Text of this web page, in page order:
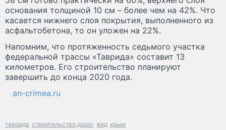
основания толщиной 10 см – более чем на 42%. Что
касается нижнего слоя покрытия, выполненного из
асфальтобетона, то он уложен на 22%.
Напомним, что протяженность седьмого участка
федеральной трассы «Таврида» составит 13
километров. Его строительство планируют
завершить до конца 2020 года.
an-crimea.ru
таврида строительство дорог вад крым